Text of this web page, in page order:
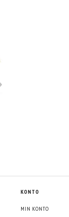
KONTO
MIN KONTO